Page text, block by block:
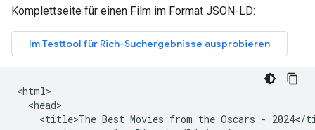
Komplettseite für einen Film im Format JSON-LD:
<html>
  <head>
<title>The Best Movies from the Oscars - 2024</